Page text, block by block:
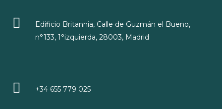
Edificio Britannia, Calle de Guzmán el Bueno,
n°133, 1°izquierda, 28003, Madrid
+34 655 779 025